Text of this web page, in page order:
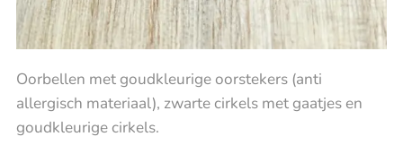
Oorbellen met goudkleurige oorstekers (anti
allergisch materiaal), zwarte cirkels met gaatjes en
goudkleurige cirkels.